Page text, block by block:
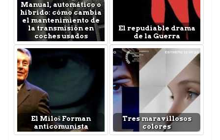
Manual, automático o
híbrido: cómo cambia
el mantenimiento de
la transmisión en
coches usados
El repudiable drama
de la Guerra
El Miloš Forman
anticomunista
Tres maravillosos
colores